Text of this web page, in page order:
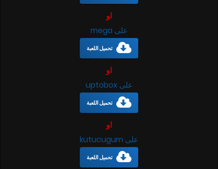
او
على mega
تحميل اللعبة
او
على uptobox
تحميل اللعبة
او
على kutucugum
تحميل اللعبة